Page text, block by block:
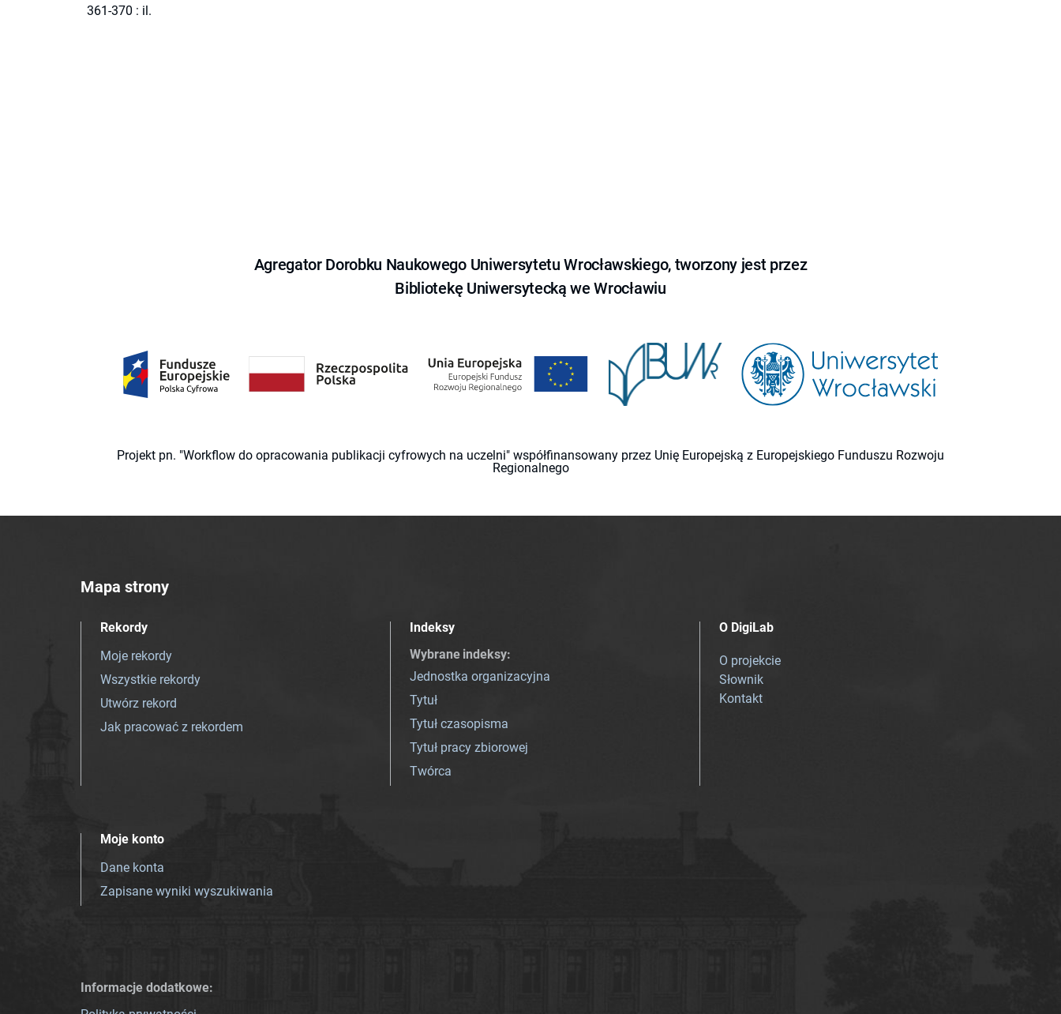
361-370 : il.
Agregator Dorobku Naukowego Uniwersytetu Wrocławskiego, tworzony jest przez
Bibliotekę Uniwersytecką we Wrocławiu
Projekt pn. "Workflow do opracowania publikacji cyfrowych na uczelni" współfinansowany przez Unię Europejską z Europejskiego Funduszu Rozwoju
Regionalnego
Mapa strony
Rekordy
Moje rekordy
Wszystkie rekordy
Utwórz rekord
Jak pracować z rekordem
Indeksy
Wybrane indeksy:
Jednostka organizacyjna
Tytuł
Tytuł czasopisma
Tytuł pracy zbiorowej
Twórca
O DigiLab
O projekcie
Słownik
Kontakt
Moje konto
Dane konta
Zapisane wyniki wyszukiwania
Informacje dodatkowe: